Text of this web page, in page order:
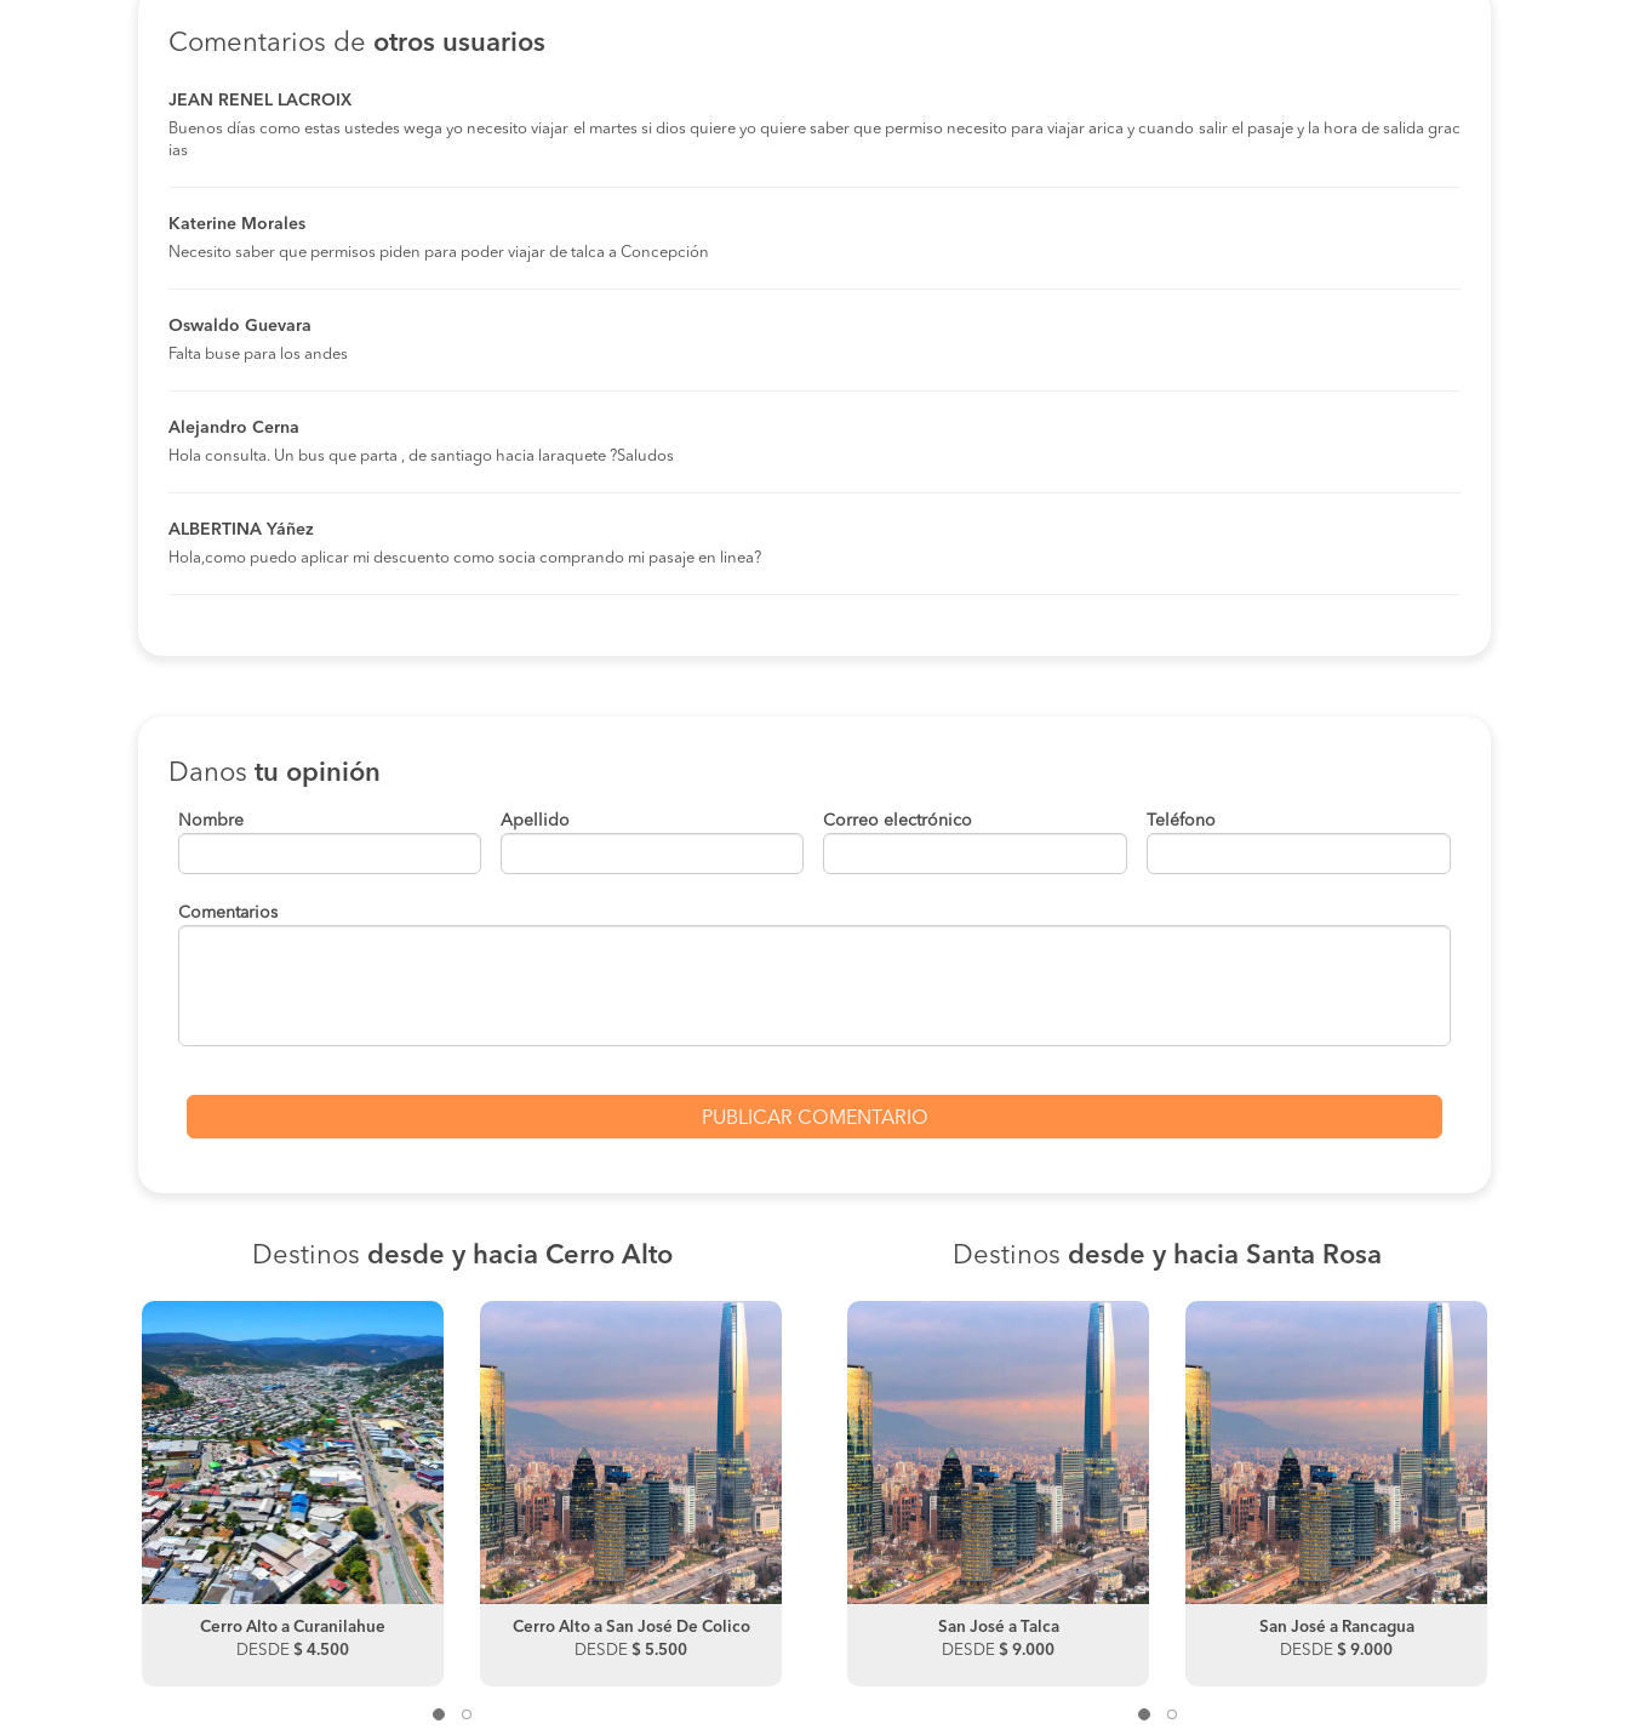
Comentarios de otros usuarios
JEAN RENEL LACROIX
Buenos días como estas ustedes wega yo necesito viajar el martes si dios quiere yo quiere saber que permiso necesito para viajar arica y cuando salir el pasaje y la hora de salida grac
ias
Katerine Morales
Necesito saber que permisos piden para poder viajar de talca a Concepción
Oswaldo Guevara
Falta buse para los andes
Alejandro Cerna
Hola consulta. Un bus que parta , de santiago hacia laraquete ?Saludos
ALBERTINA Yáñez
Hola,como puedo aplicar mi descuento como socia comprando mi pasaje en linea?
Danos tu opinión
Nombre Apellido Correo electrónico Teléfono
Comentarios
Destinos desde y hacia Cerro Alto
Cerro Alto a Curanilahue
DESDE $ 4.500
Cerro Alto a San José De Colico
DESDE $ 5.500
Cerro Alto a Ramadilla
DESDE$ 7.500
Cerro Alto a Curanilahue
DESDE$ 4.500
Destinos desde y hacia Santa Rosa
San José a Rancagua
DESDE$ 9.000
San José a Santiago
DESDE$ 9.000
San José a Talca
DESDE $ 9.000
San José a Rancagua
DESDE $ 9.000